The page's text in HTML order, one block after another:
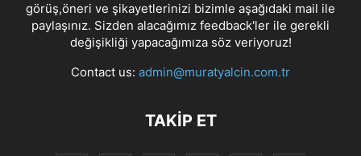
görüş,öneri ve şikayetlerinizi bizimle aşağıdaki mail ile
paylaşınız. Sizden alacağımız feedback'ler ile gerekli
değişikliği yapacağımıza söz veriyoruz!
Contact us: admin@muratyalcin.com.tr
TAKIP ET